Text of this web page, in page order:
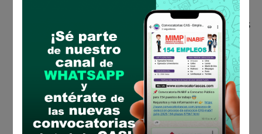
Antes de postular, verifica si cumples con los
requisitos para el puesto
Prepara tu documentación y presentalo en
la fechas y por los medios que indica las
bases
Revisar el cronograma para conocer cuando
se publicará los resultados